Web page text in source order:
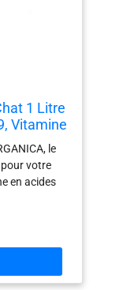
1 Litre
Vitamine
le
votre
en acides
une
l’Huile de
système
améliore la
et un poil